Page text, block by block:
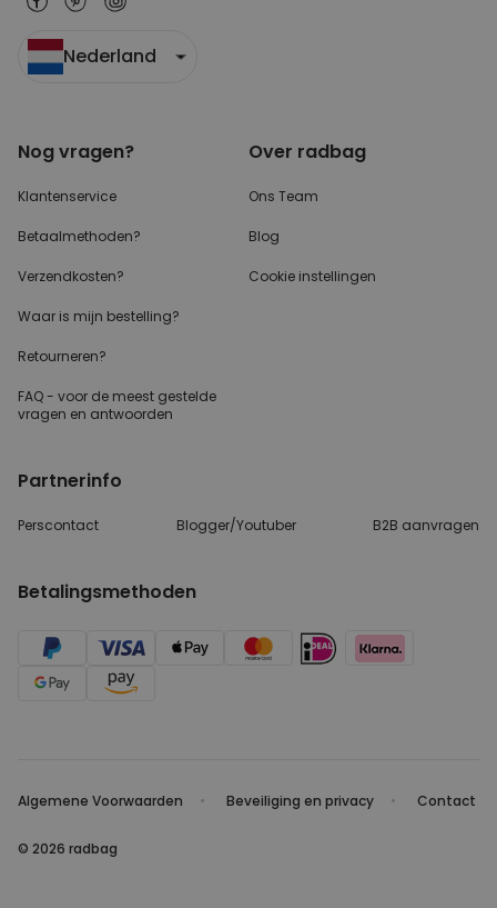
Nederland
Nog vragen?
Klantenservice
Betaalmethoden?
Verzendkosten?
Waar is mijn bestelling?
Retourneren?
FAQ - voor de meest gestelde
vragen en antwoorden
Over radbag
Ons Team
Blog
Cookie instellingen
Partnerinfo
Perscontact Blogger/Youtuber B2B aanvragen
Betalingsmethoden
Algemene Voorwaarden Beveiliging en privacy Contact
© 2026 radbag